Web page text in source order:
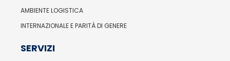
AMBIENTE LOGISTICA
INTERNAZIONALE E PARITÀ DI GENERE
SERVIZI